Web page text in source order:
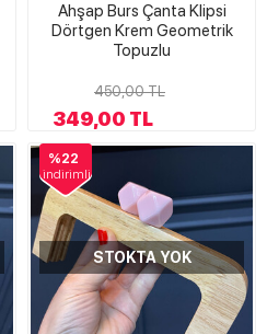
Ahşap Burs Çanta Klipsi
Dörtgen Krem Geometrik
Topuzlu
450,00 TL
349,00 TL
%22
indirimli
STOKTA YOK